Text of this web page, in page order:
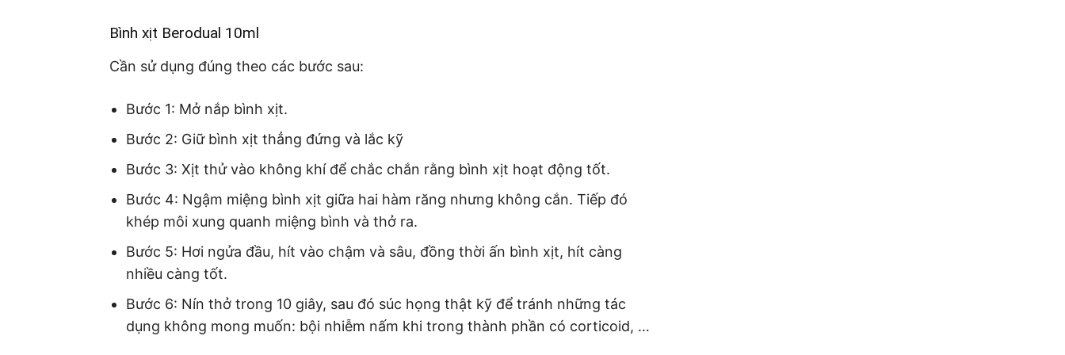
Bình xịt Berodual 10ml
Cần sử dụng đúng theo các bước sau:
Bước 1: Mở nắp bình xịt.
Bước 2: Giữ bình xịt thẳng đứng và lắc kỹ
Bước 3: Xịt thử vào không khí để chắc chắn rằng bình xịt hoạt động tốt.
Bước 4: Ngậm miệng bình xịt giữa hai hàm răng nhưng không cắn. Tiếp đó
khép môi xung quanh miệng bình và thở ra.
Bước 5: Hơi ngửa đầu, hít vào chậm và sâu, đồng thời ấn bình xịt, hít càng
nhiều càng tốt.
Bước 6: Nín thở trong 10 giây, sau đó súc họng thật kỹ để tránh những tác
dụng không mong muốn: bội nhiễm nấm khi trong thành phần có corticoid, …